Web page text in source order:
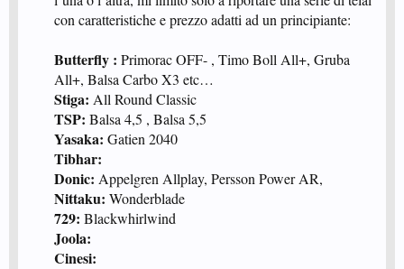
con caratteristiche e prezzo adatti ad un principiante:​
Butterfly : Primorac OFF- , Timo Boll All+, Gruba
All+, Balsa Carbo X3 etc…
Stiga: All Round Classic
TSP: Balsa 4,5 , Balsa 5,5
Yasaka: Gatien 2040
Tibhar:
Donic: Appelgren Allplay, Persson Power AR,
Nittaku: Wonderblade
729: Blackwhirlwind
Joola:
Cinesi: